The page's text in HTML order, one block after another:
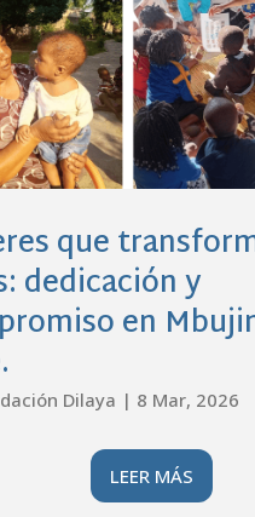
que
dedicación y
en
Dilaya | 8 Mar, 2026
LEER MÁS